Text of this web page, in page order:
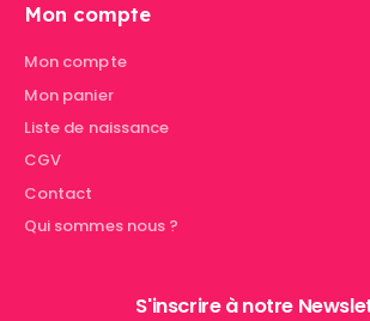
Mon compte
Mon compte
Mon panier
Liste de naissance
CGV
Contact
Qui sommes nous ?
S'inscrire à notre